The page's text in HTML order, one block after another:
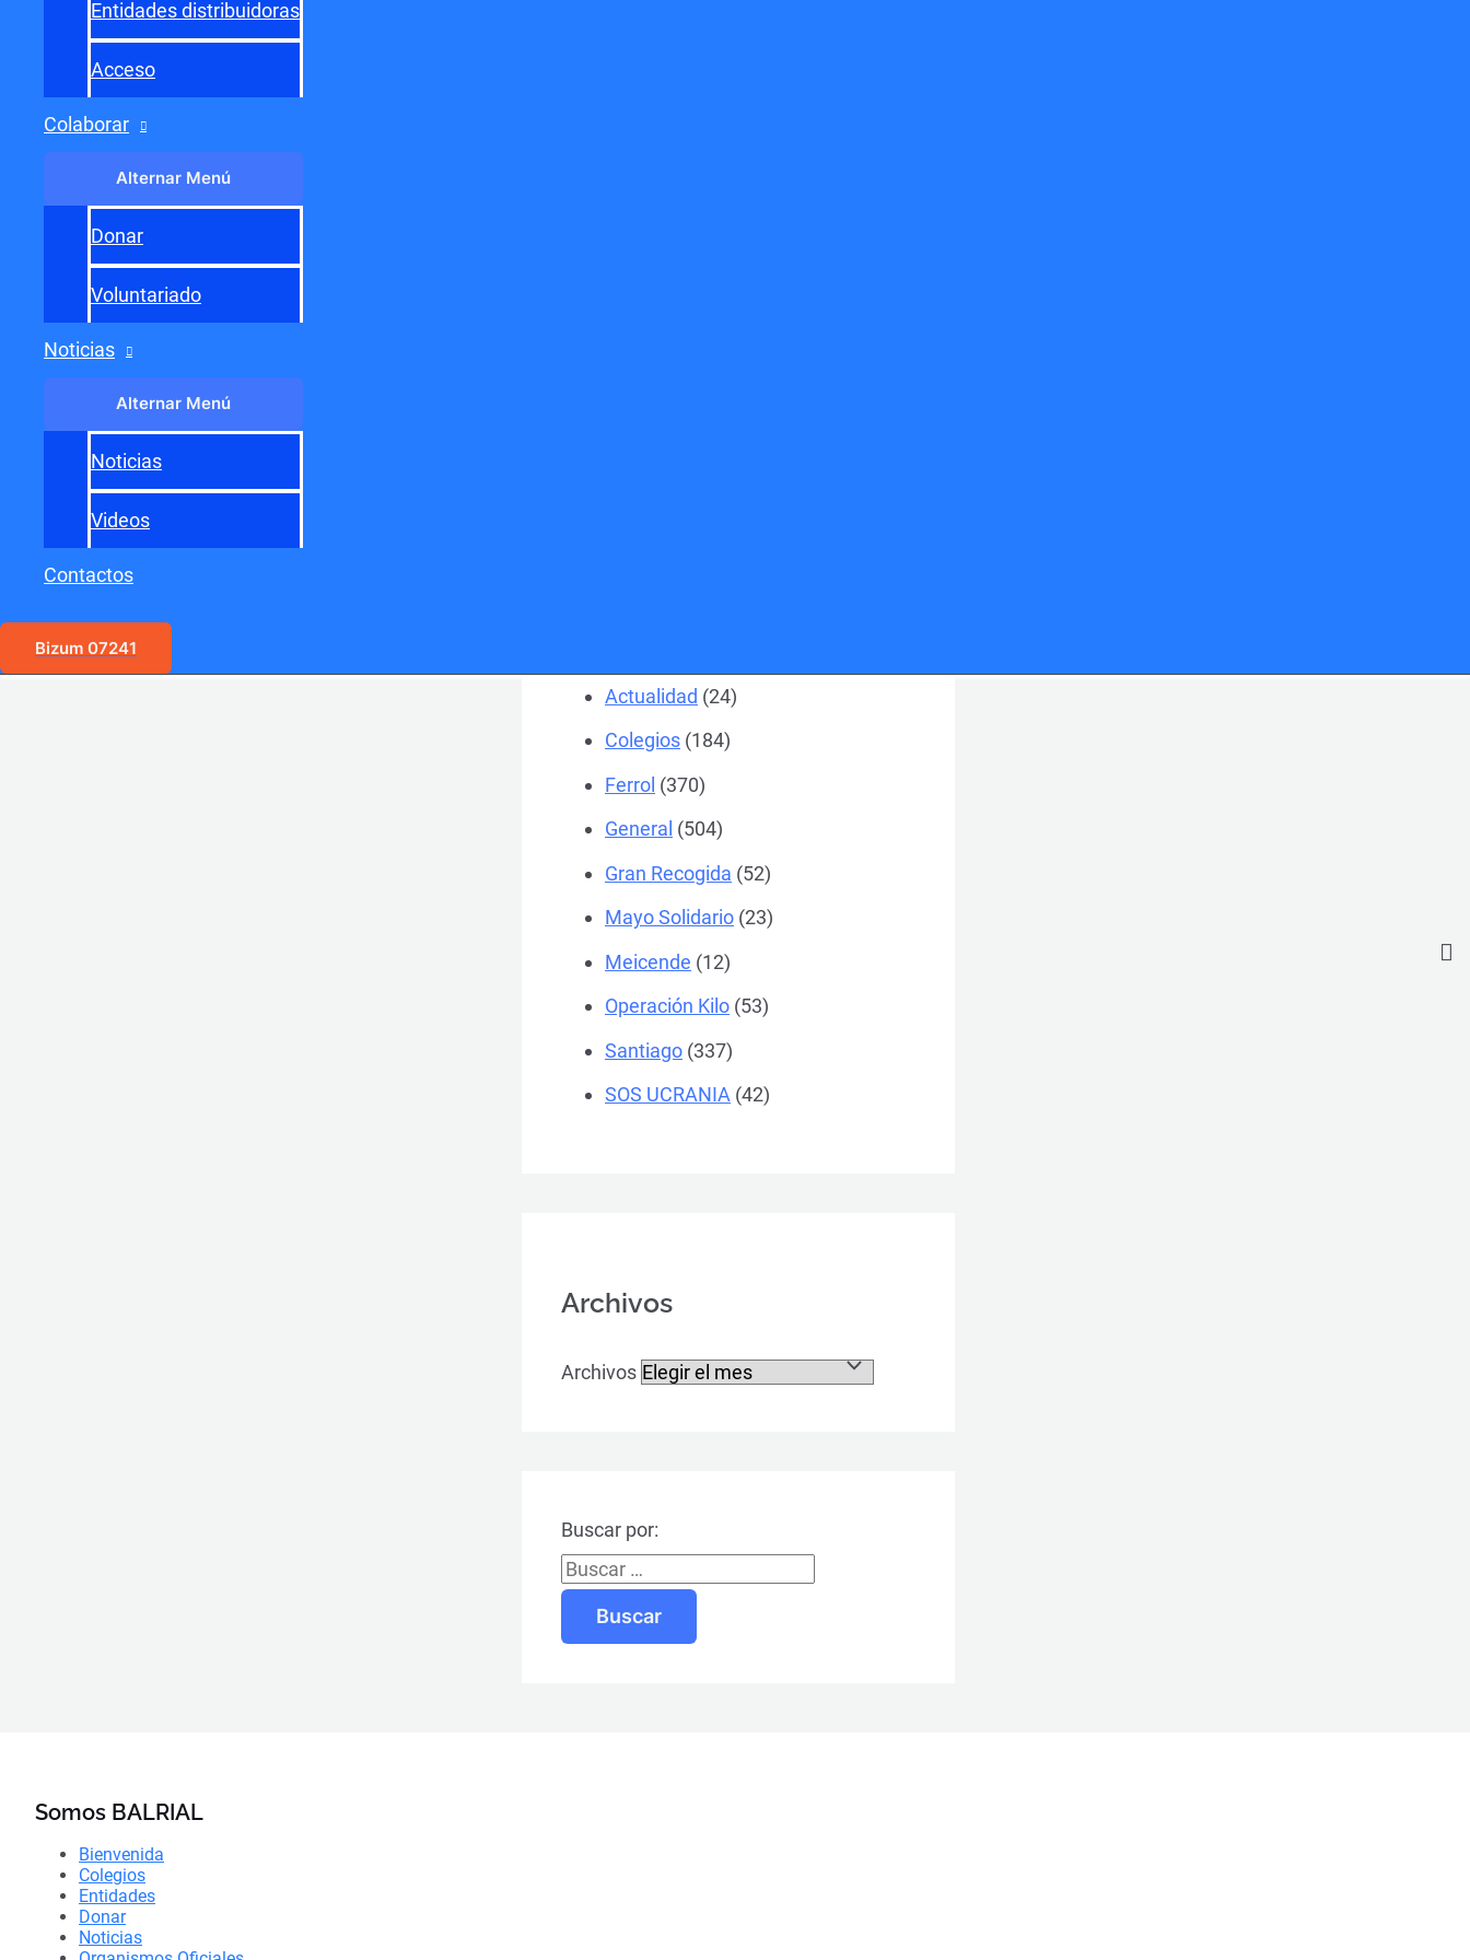
Entidades distribuidoras
Acceso
Colaborar
Alternar Menú
Donar
Voluntariado
Noticias
Alternar Menú
Noticias
Videos
Contactos
Bizum 07241
Entrada anterior
Entrada siguiente
Actualidad (24)
Colegios (184)
Ferrol (370)
General (504)
Gran Recogida (52)
Mayo Solidario (23)
Meicende (12)
Operación Kilo (53)
Santiago (337)
SOS UCRANIA (42)
Archivos
Archivos
Buscar por:
Somos BALRIAL
Bienvenida
Colegios
Entidades
Donar
Noticias